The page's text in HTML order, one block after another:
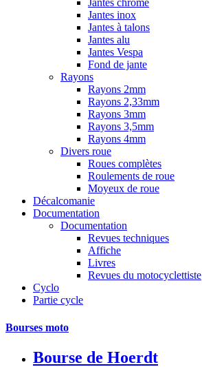
Jantes chromé
Jantes inox
Jantes à talons
Jantes alu
Jantes Vespa
Fond de jante
Rayons
Rayons 2mm
Rayons 2,33mm
Rayons 3mm
Rayons 3,5mm
Rayons 4mm
Divers roue
Roues complètes
Roulements de roue
Moyeux de roue
Décalcomanie
Documentation
Documentation
Revues techniques
Affiche
Livres
Revues du motocyclettiste
Cyclo
Partie cycle
Bourses moto
Bourse de Hoerdt